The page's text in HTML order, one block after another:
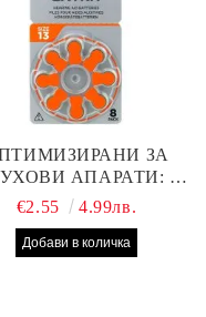
ЗА
АПАРАТИ: 8
RAYOVAC EXTRA
€2.55 4.99лв.